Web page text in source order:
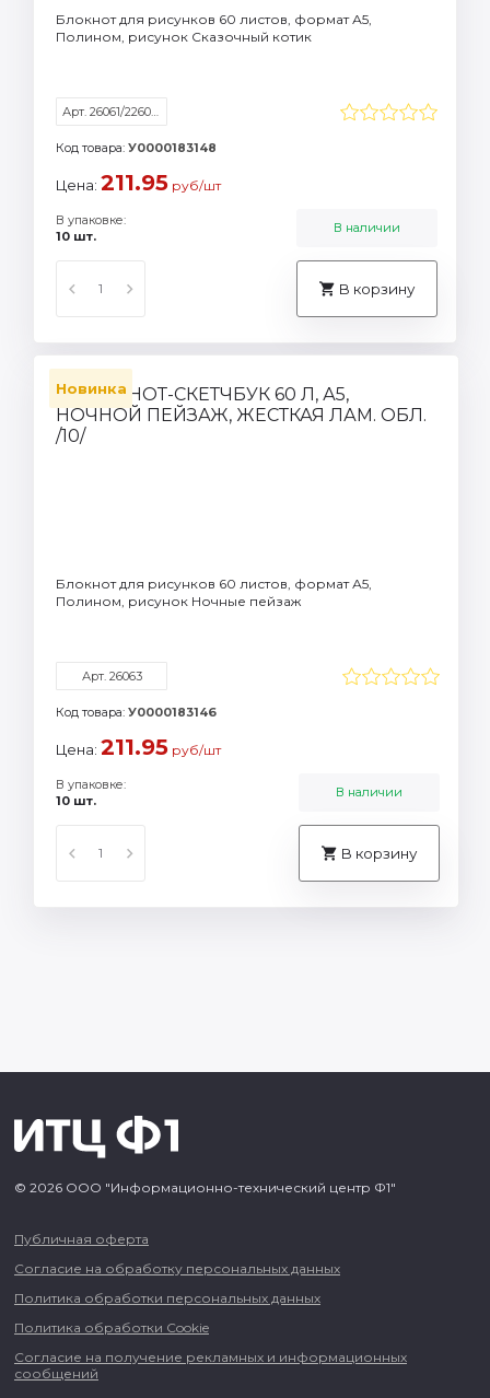
Блокнот для рисунков 60 листов, формат А5,
Полином, рисунок Сказочный котик
Арт. 26061/226061
Код товара: У0000183148
Цена: 211.95 руб/шт
В упаковке:
10 шт.
В наличии
В корзину
Новинка
Блокнот для рисунков 60 листов, формат А5,
Полином, рисунок Ночные пейзаж
Арт. 26063
Код товара: У0000183146
Цена: 211.95 руб/шт
В упаковке:
10 шт.
В наличии
В корзину
© 2026 ООО "Информационно-технический центр Ф1"
Публичная оферта
Согласие на обработку персональных данных
Политика обработки персональных данных
Политика обработки Cookie
Согласие на получение рекламных и информационных
сообщений